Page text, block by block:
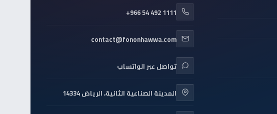
+966 54 492 1111
contact@fononhawwa.com
تواصل عبر الواتساب
المدينة الصناعية الثانية، الرياض 14334